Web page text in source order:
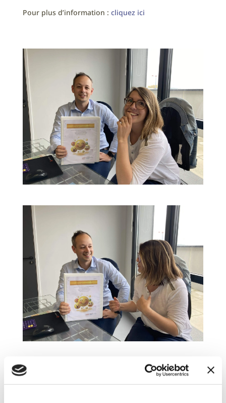
Pour plus d’information : cliquez ici